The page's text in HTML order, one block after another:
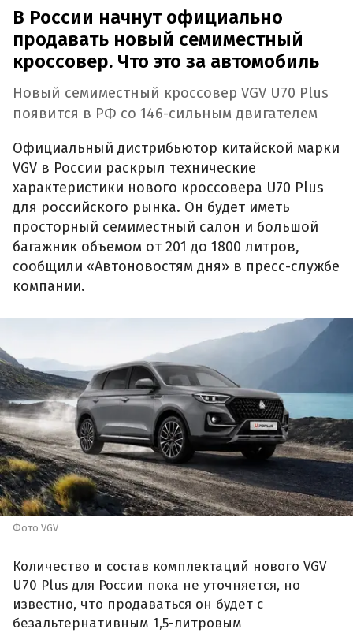
В России начнут официально
продавать новый семиместный
кроссовер. Что это за автомобиль
Новый семиместный кроссовер VGV U70 Plus
появится в РФ со 146-сильным двигателем
Официальный дистрибьютор китайской марки
VGV в России раскрыл технические
характеристики нового кроссовера U70 Plus
для российского рынка. Он будет иметь
просторный семиместный салон и большой
багажник объемом от 201 до 1800 литров,
сообщили «Автоновостям дня» в пресс-службе
компании.
Фото VGV
Количество и состав комплектаций нового VGV
U70 Plus для России пока не уточняется, но
известно, что продаваться он будет с
безальтернативным 1,5-литровым